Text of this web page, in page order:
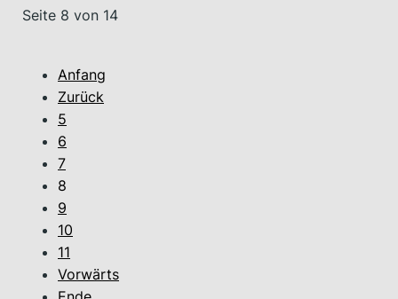
Seite 8 von 14
Anfang
Zurück
5
6
7
8
9
10
11
Vorwärts